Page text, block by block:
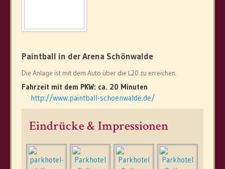
Paintball in der Arena Schönwalde
Die Anlage ist mit dem Auto über die L20 zu erreichen.
Fahrzeit mit dem PKW: ca. 20 Minuten
http://www.paintball-schoenwalde.de/
Eindrücke & Impressionen